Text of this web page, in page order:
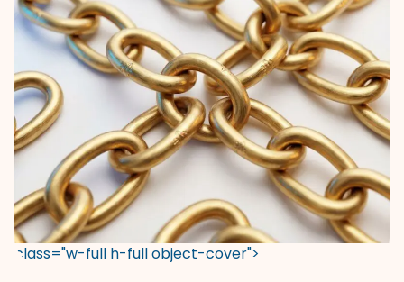
class="w-full h-full object-cover">